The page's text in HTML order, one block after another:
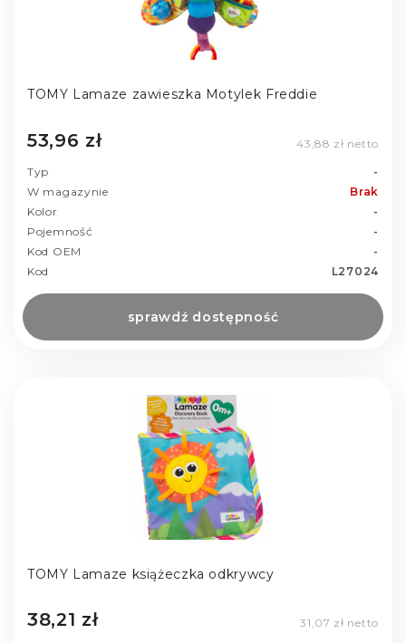
TOMY Lamaze zawieszka Motylek Freddie
53,96 zł 43,88 zł netto
Typ
-
W magazynie
Brak
Kolor
-
Pojemność
-
Kod OEM
-
Kod
L27024
sprawdź dostępność
TOMY Lamaze książeczka odkrywcy
38,21 zł 31,07 zł netto